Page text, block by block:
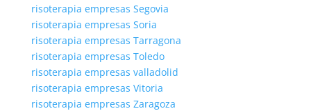
risoterapia empresas Segovia
risoterapia empresas Soria
risoterapia empresas Tarragona
risoterapia empresas Toledo
risoterapia empresas valladolid
risoterapia empresas Vitoria
risoterapia empresas Zaragoza